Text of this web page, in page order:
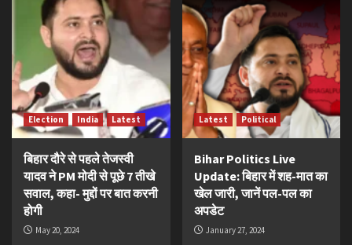
Election India Latest
बिहार दौरे से पहले तेजस्वी
यादव ने PM मोदी से पूछे 7 तीखे
सवाल, कहा- मुद्दों पर बात करनी
होगी
May 20, 2024
Latest Political
Bihar Politics Live
Update: बिहार में शह-मात का
खेल जारी, जानें पल-पल का
अपडेट
January 27, 2024